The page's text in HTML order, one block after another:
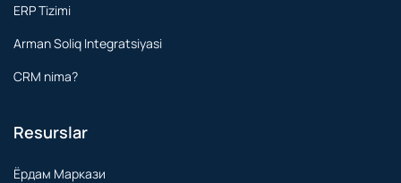
ERP Tizimi
Arman Soliq Integratsiyasi
CRM nima?
Resurslar
Ёрдам Маркази